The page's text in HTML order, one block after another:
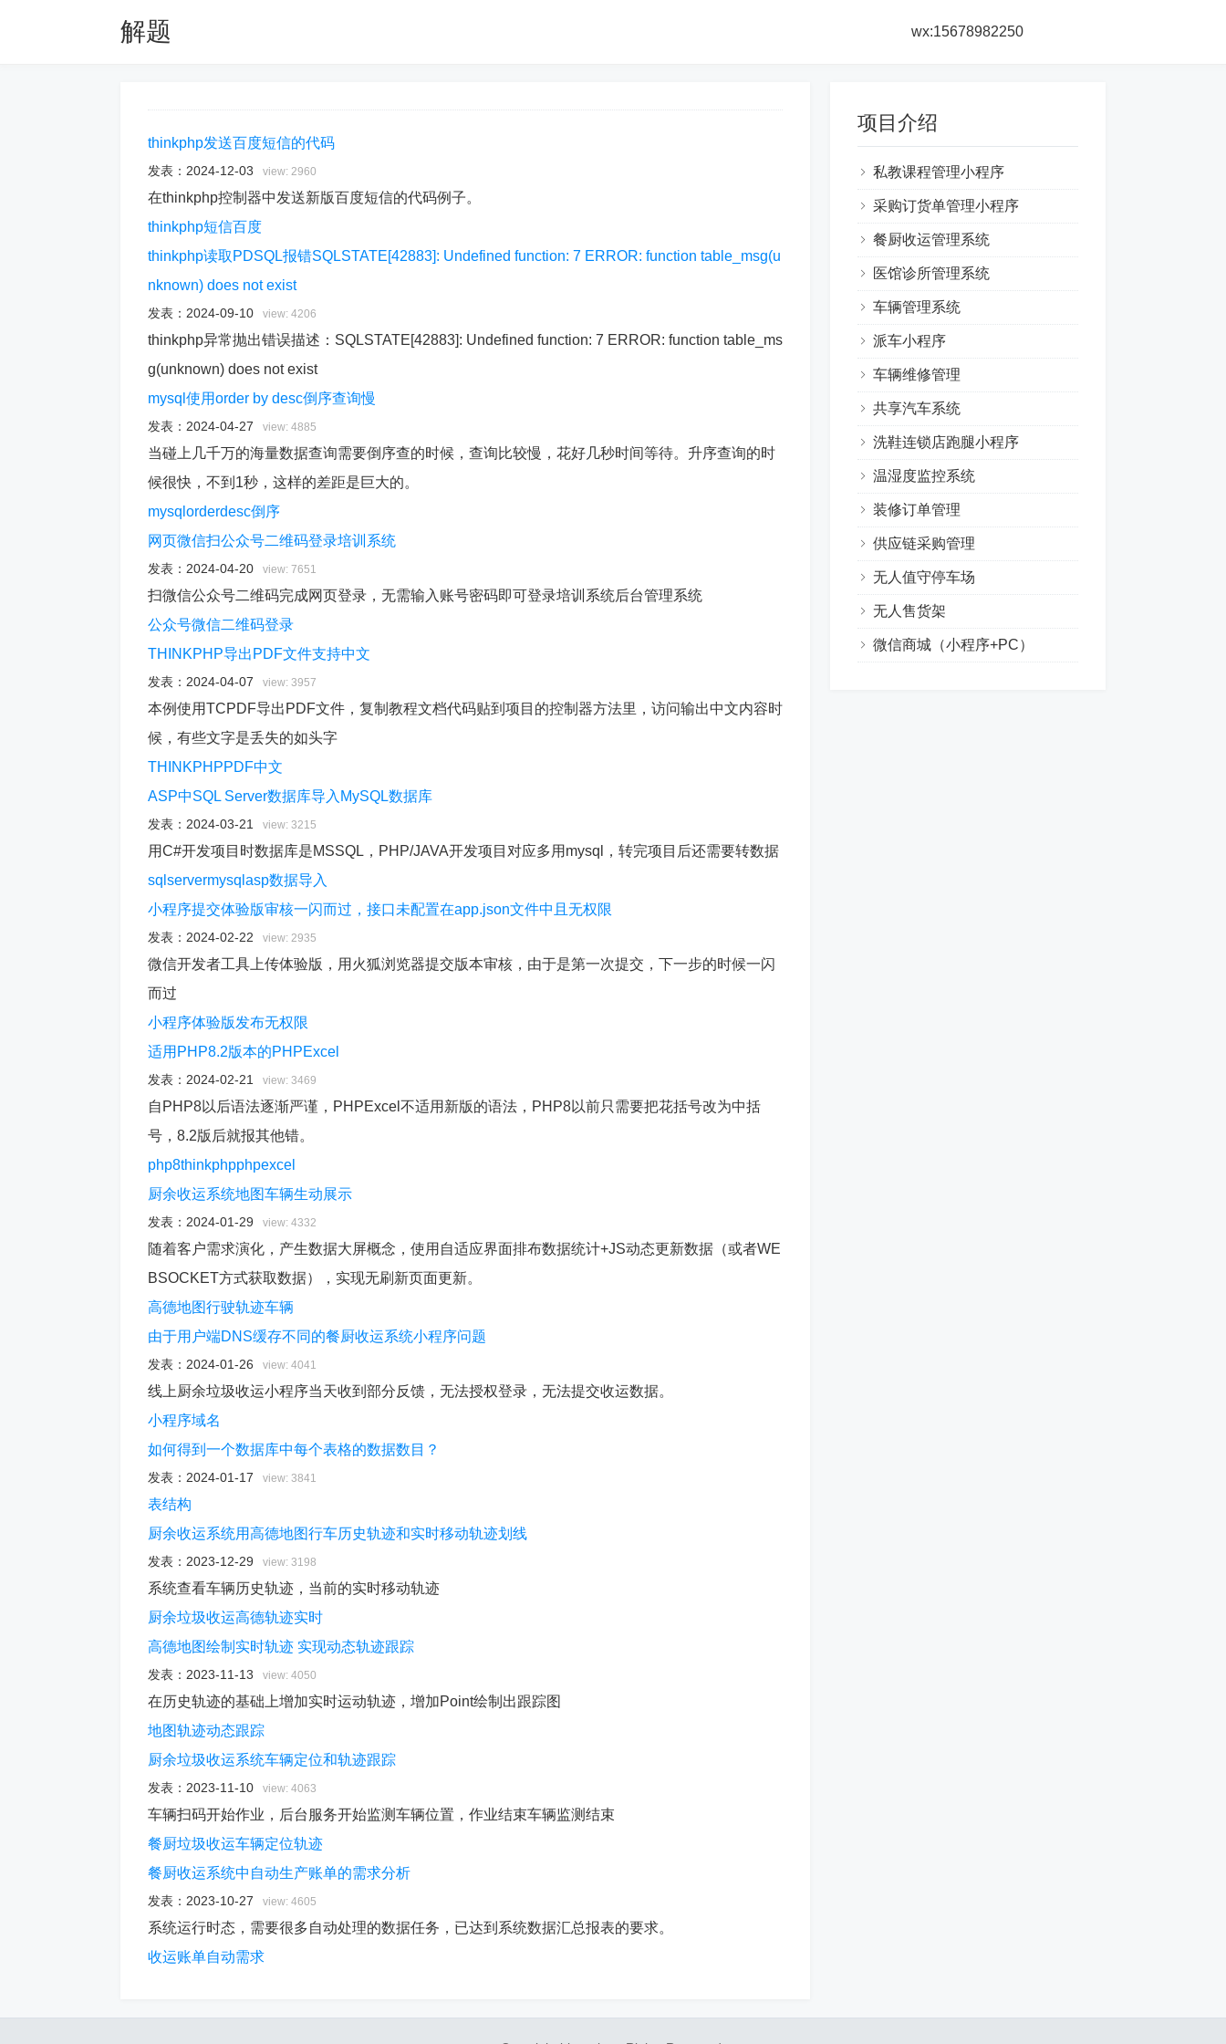
解题 wx:15678982250
thinkphp发送百度短信的代码
发表： 2024-12-03 view: 2960
在thinkphp控制器中发送新版百度短信的代码例子。
thinkphp短信百度
thinkphp读取PDSQL报错SQLSTATE[42883]: Undefined function: 7 ERROR: function table_msg(u
nknown) does not exist
发表： 2024-09-10 view: 4206
thinkphp异常抛出错误描述：SQLSTATE[42883]: Undefined function: 7 ERROR: function table_ms
g(unknown) does not exist
mysql使用order by desc倒序查询慢
发表： 2024-04-27 view: 4885
当碰上几千万的海量数据查询需要倒序查的时候，查询比较慢，花好几秒时间等待。升序查询的时
候很快，不到1秒，这样的差距是巨大的。
mysql orderdesc倒序
网页微信扫公众号二维码登录培训系统
发表： 2024-04-20 view: 7651
扫微信公众号二维码完成网页登录，无需输入账号密码即可登录培训系统后台管理系统
公众号微信二维码登录
THINKPHP导出PDF文件支持中文
发表： 2024-04-07 view: 3957
本例使用TCPDF导出PDF文件，复制教程文档代码贴到项目的控制器方法里，访问输出中文内容时
候，有些文字是丢失的如头字
THINKPHPPDF中文
ASP中SQL Server数据库导入MySQL数据库
发表： 2024-03-21 view: 3215
用C#开发项目时数据库是MSSQL，PHP/JAVA开发项目对应多用mysql，转完项目后还需要转数据
sqlservermysql asp数据导入
小程序提交体验版审核一闪而过，接口未配置在app.json文件中且无权限
发表： 2024-02-22 view: 2935
微信开发者工具上传体验版，用火狐浏览器提交版本审核，由于是第一次提交，下一步的时候一闪
而过
小程序体验版发布无权限
适用PHP8.2版本的PHPExcel
发表： 2024-02-21 view: 3469
自PHP8以后语法逐渐严谨，PHPExcel不适用新版的语法，PHP8以前只需要把花括号改为中括
号，8.2版后就报其他错。
php8thinkphpphpexcel
厨余收运系统地图车辆生动展示
发表： 2024-01-29 view: 4332
随着客户需求演化，产生数据大屏概念，使用自适应界面排布数据统计+JS动态更新数据（或者WE
BSOCKET方式获取数据），实现无刷新页面更新。
高德地图行驶轨迹车辆
由于用户端DNS缓存不同的餐厨收运系统小程序问题
发表： 2024-01-26 view: 4041
线上厨余垃圾收运小程序当天收到部分反馈，无法授权登录，无法提交收运数据。
小程序域名
如何得到一个数据库中每个表格的数据数目？
发表： 2024-01-17 view: 3841
表结构
厨余收运系统用高德地图行车历史轨迹和实时移动轨迹划线
发表： 2023-12-29 view: 3198
系统查看车辆历史轨迹，当前的实时移动轨迹
厨余垃圾收运高德轨迹实时
高德地图绘制实时轨迹 实现动态轨迹跟踪
发表： 2023-11-13 view: 4050
在历史轨迹的基础上增加实时运动轨迹，增加Point绘制出跟踪图
地图轨迹动态跟踪
厨余垃圾收运系统车辆定位和轨迹跟踪
发表： 2023-11-10 view: 4063
车辆扫码开始作业，后台服务开始监测车辆位置，作业结束车辆监测结束
餐厨垃圾收运车辆定位轨迹
餐厨收运系统中自动生产账单的需求分析
发表： 2023-10-27 view: 4605
系统运行时态，需要很多自动处理的数据任务，已达到系统数据汇总报表的要求。
收运账单自动需求
项目介绍
私教课程管理小程序
采购订货单管理小程序
餐厨收运管理系统
医馆诊所管理系统
车辆管理系统
派车小程序
车辆维修管理
共享汽车系统
洗鞋连锁店跑腿小程序
温湿度监控系统
装修订单管理
供应链采购管理
无人值守停车场
无人售货架
微信商城（小程序+PC）